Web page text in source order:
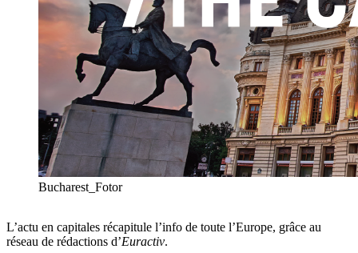
Bucharest_Fotor
L’actu en capitales récapitule l’info de toute l’Europe, grâce au
réseau de rédactions d’Euractiv.